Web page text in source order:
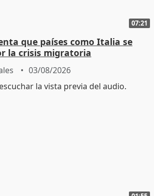
07:21
que países como Italia se
la crisis migratoria
03/08/2026